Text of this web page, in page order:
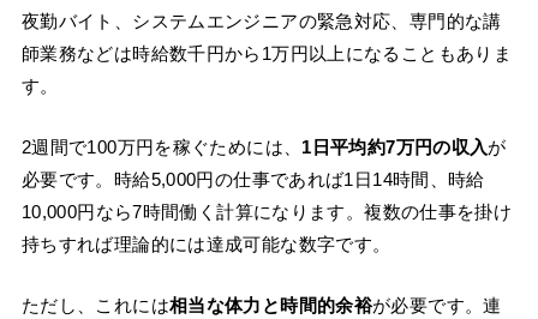
夜勤バイト、システムエンジニアの緊急対応、専門的な講
師業務などは時給数千円から1万円以上になることもありま
す。
2週間で100万円を稼ぐためには、 1日平均約7万円の収入が
必要です。時給5,000円の仕事であれば1日14時間、時給
10,000円なら7時間働く計算になります。複数の仕事を掛け
持ちすれば理論的には達成可能な数字です。
ただし、これには相当な体力と時間的余裕が必要です。連